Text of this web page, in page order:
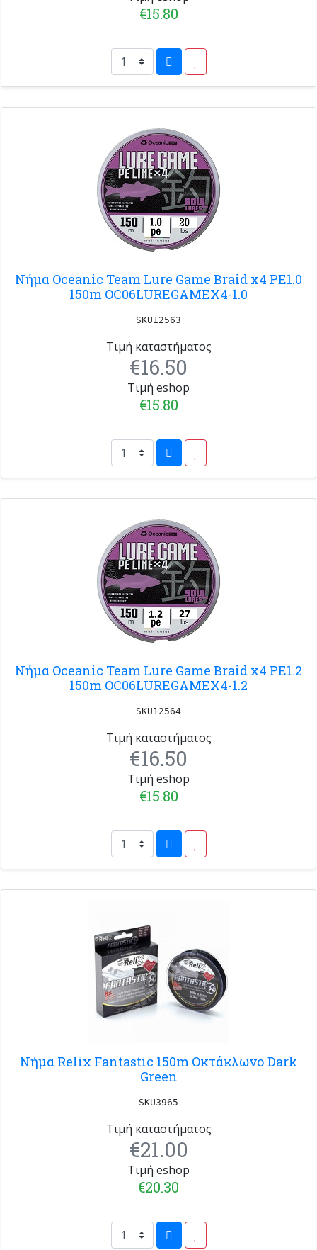
€15.80
Νήμα Oceanic Team Lure Game Braid x4 PE1.0
150m OC06LUREGAMEX4-1.0
SKU12563
Τιμή καταστήματος
€16.50
Τιμή eshop
€15.80
Νήμα Oceanic Team Lure Game Braid x4 PE1.2
150m OC06LUREGAMEX4-1.2
SKU12564
Τιμή καταστήματος
€16.50
Τιμή eshop
€15.80
Νήμα Relix Fantastic 150m Οκτάκλωνο Dark
Green
SKU3965
Τιμή καταστήματος
€21.00
Τιμή eshop
€20.30